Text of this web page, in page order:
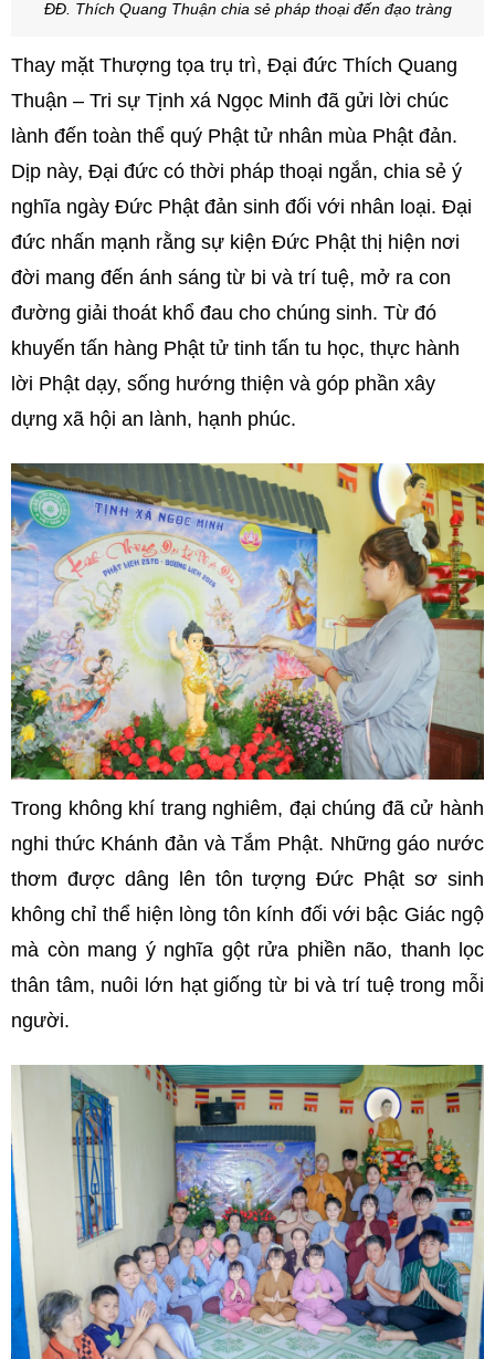
ĐĐ. Thích Quang Thuận chia sẻ pháp thoại đến đạo tràng
Thay mặt Thượng tọa trụ trì, Đại đức Thích Quang
Thuận – Tri sự Tịnh xá Ngọc Minh đã gửi lời chúc
lành đến toàn thể quý Phật tử nhân mùa Phật đản.
Dịp này, Đại đức có thời pháp thoại ngắn, chia sẻ ý
nghĩa ngày Đức Phật đản sinh đối với nhân loại. Đại
đức nhấn mạnh rằng sự kiện Đức Phật thị hiện nơi
đời mang đến ánh sáng từ bi và trí tuệ, mở ra con
đường giải thoát khổ đau cho chúng sinh. Từ đó
khuyến tấn hàng Phật tử tinh tấn tu học, thực hành
lời Phật dạy, sống hướng thiện và góp phần xây
dựng xã hội an lành, hạnh phúc.
Trong không khí trang nghiêm, đại chúng đã cử hành
nghi thức Khánh đản và Tắm Phật. Những gáo nước
thơm được dâng lên tôn tượng Đức Phật sơ sinh
không chỉ thể hiện lòng tôn kính đối với bậc Giác ngộ
mà còn mang ý nghĩa gột rửa phiền não, thanh lọc
thân tâm, nuôi lớn hạt giống từ bi và trí tuệ trong mỗi
người.